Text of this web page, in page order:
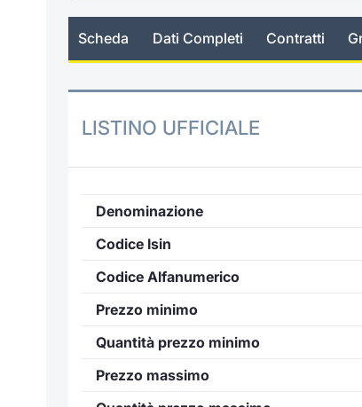
Scheda Dati Completi Contratti
LISTINO UFFICIALE
Denominazione
Codice Isin
Codice Alfanumerico
Prezzo minimo
Quantità prezzo minimo
Prezzo massimo